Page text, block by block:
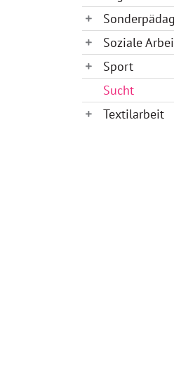
Soziale
Sport
Sucht
Textilarbeit